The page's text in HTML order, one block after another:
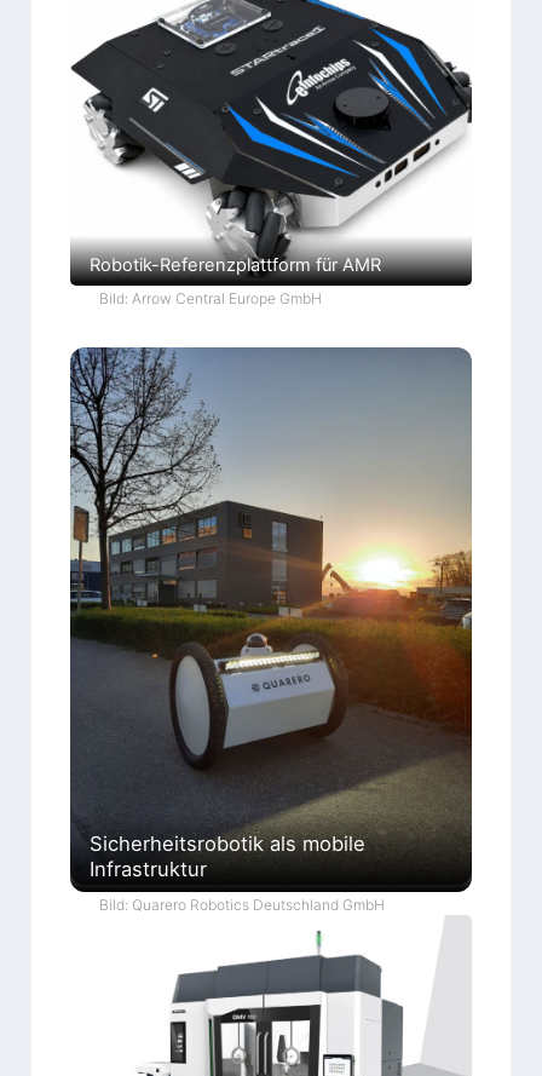
Robotik-Referenzplattform für AMR
Bild: Arrow Central Europe GmbH
Sicherheitsrobotik als mobile
Infrastruktur
Bild: Quarero Robotics Deutschland GmbH